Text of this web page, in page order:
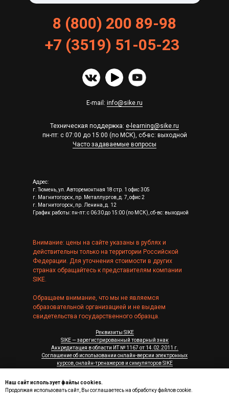
Наш сайт использует файлы cookies.
Продолжая использовать сайт, Вы соглашаетесь на обработку файлов cookie.
8 (800) 200 89-98
+7 (3519) 51 -05-23
E-mail: info@sike.ru
Адрес:
г. Тюмень, ул. Авторемонтная 18 стр. 1 офис 305
г. Магнитогорск, пр. Металлургов, д. 7, офис 2
г. Магнитогорск, пр. Ленина, д. 12
График работы: пн-пт: с 06:30 до 15:00 (по МСК), сб-вс: выходной
Реквизиты SIKE
SIKE — зарегистрированный товарный знак
Аккредитация в области ИТ № 1167 от 14.02.2011 г.
Соглашение об использовании онлайн-версии электронных
курсов, онлайн-тренажеров и симуляторов SIKE
Техническая поддержка: e-learning@sike.ru
пн-пт: с 07:00 до 15:00 (по МСК), сб-вс: выходной
Часто задаваемые вопросы
Внимание: цены на сайте указаны в рублях и
действительны только на территории Российской
Федерации. Для уточнения стоимости в других
странах обращайтесь к представителям компании
SIKE.
Обращаем внимание, что мы не являемся
образовательной организацией и не выдаем
свидетельства государственного образца.